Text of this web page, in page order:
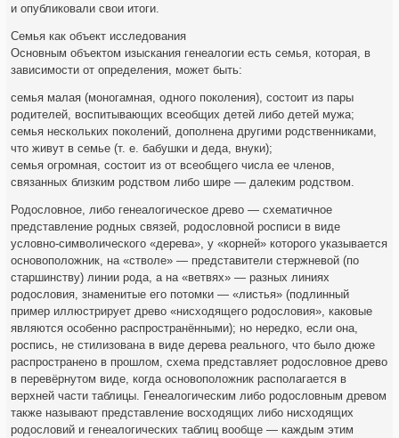
и опубликовали свои итоги.
Семья как объект исследования
Основным объектом изыскания генеалогии есть семья, которая, в
зависимости от определения, может быть:
семья малая (моногамная, одного поколения), состоит из пары
родителей, воспитывающих всеобщих детей либо детей мужа;
семья нескольких поколений, дополнена другими родственниками,
что живут в семье (т. е. бабушки и деда, внуки);
семья огромная, состоит из от всеобщего числа ее членов,
связанных близким родством либо шире — далеким родством.
Родословное, либо генеалогическое древо — схематичное
представление родных связей, родословной росписи в виде
условно-символического «дерева», у «корней» которого указывается
основоположник, на «стволе» — представители стержневой (по
старшинству) линии рода, а на «ветвях» — разных линиях
родословия, знаменитые его потомки — «листья» (подлинный
пример иллюстрирует древо «нисходящего родословия», каковые
являются особенно распространёнными); но нередко, если она,
роспись, не стилизована в виде дерева реального, что было дюже
распространено в прошлом, схема представляет родословное древо
в перевёрнутом виде, когда основоположник располагается в
верхней части таблицы. Генеалогическим либо родословным древом
также называют представление восходящих либо нисходящих
родословий и генеалогических таблиц вообще — каждым этим